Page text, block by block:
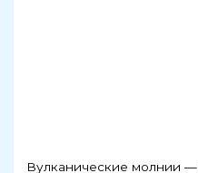
Вулканические молнии